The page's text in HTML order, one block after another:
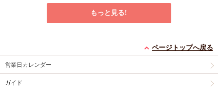
冊子】
有償特典・『灯台守と
かもめの子（3）』
12P小冊子
1,408
吾妻香夜
フレット
償特典・小冊子】
有償特典・『恋なんて
コミコミ特典4Pリー
もっと見る!
ページトップへ戻る
営業日カレンダー
ガイド